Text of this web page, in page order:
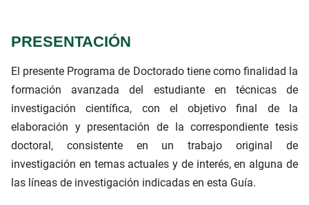
PRESENTACIÓN
El presente Programa de Doctorado tiene como finalidad la
formación avanzada del estudiante en técnicas de
investigación científica, con el objetivo final de la
elaboración y presentación de la correspondiente tesis
doctoral, consistente en un trabajo original de
investigación en temas actuales y de interés, en alguna de
las líneas de investigación indicadas en esta Guía.